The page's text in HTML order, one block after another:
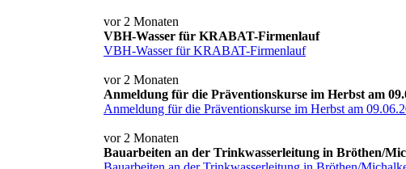
vor 2 Monaten
VBH-Wasser für KRABAT-Firmenlauf
VBH-Wasser für KRABAT-Firmenlauf
vor 2 Monaten
Anmeldung für die Präventionskurse im Herbst am
Anmeldung für die Präventionskurse im Herbst am
vor 2 Monaten
Bauarbeiten an der Trinkwasserleitung in Bröthen/